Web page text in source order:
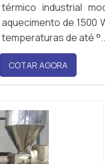
térmico industrial
aquecimento de 1500
temperaturas de até
COTAR AGORA